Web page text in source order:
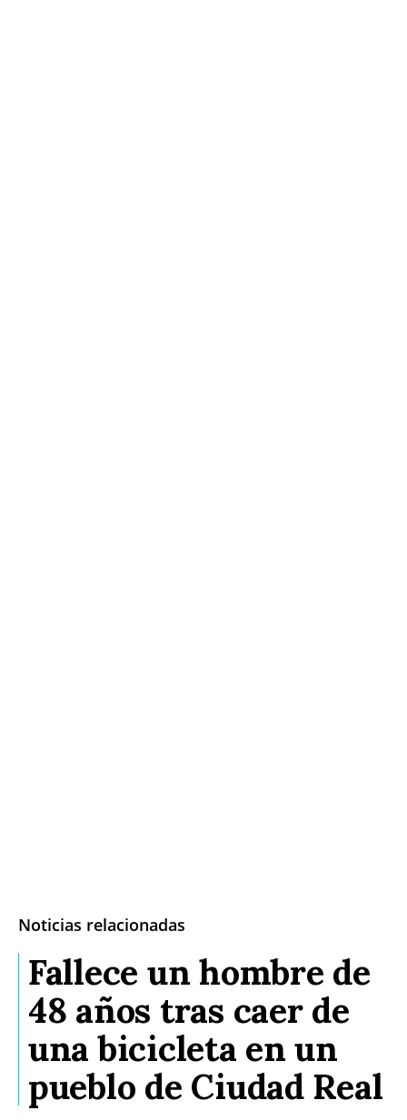
Noticias relacionadas
Fallece un hombre de
48 años tras caer de
una bicicleta en un
pueblo de Ciudad Real